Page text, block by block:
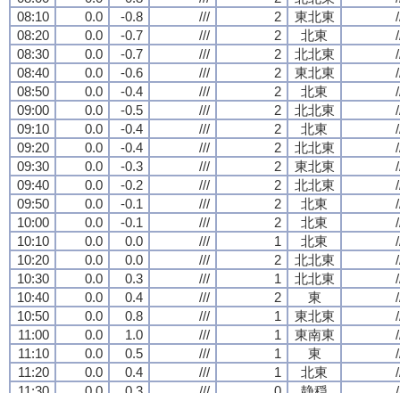
08:10
0.0 -0.8 /// 2 東北東
08:20
0.0 -0.7 /// 2 北東
08:30
0.0 -0.7 /// 2 北北東
08:40
0.0 -0.6 /// 2 東北東
08:50
0.0 -0.4 /// 2 北東
09:00
0.0 -0.5 /// 2 北北東
09:10
0.0 -0.4 /// 2 北東
09:20
0.0 -0.4 /// 2 北北東
09:30
0.0 -0.3 /// 2 東北東
09:40
0.0 -0.2 /// 2 北北東
09:50
0.0 -0.1 /// 2 北東
10:00
0.0 -0.1 /// 2 北東
10:10
0.0 0.0 /// 1 北東
10:20
0.0 0.0 /// 2 北北東
10:30
0.0 0.3 /// 1 北北東
10:40
0.0 0.4 /// 2 東
10:50
0.0 0.8 /// 1 東北東
11:00
0.0 1.0 /// 1 東南東
11:10
0.0 0.5 /// 1 東
11:20
0.0 0.4 /// 1 北東